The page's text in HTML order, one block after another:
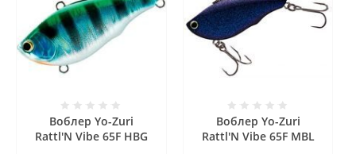
Воблер Yo-Zuri
Rattl'N Vibe 65F HBG
Воблер Yo-Zuri
Rattl'N Vibe 65F MBL